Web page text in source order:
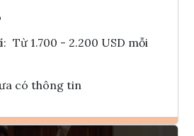
: Từ 1.700 - 2.200 USD mỗi
có thông tin